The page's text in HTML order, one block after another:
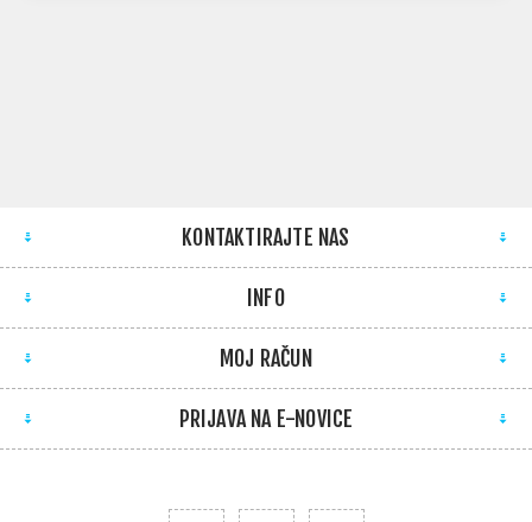
KONTAKTIRAJTE NAS
INFO
MOJ RAČUN
PRIJAVA NA E-NOVICE